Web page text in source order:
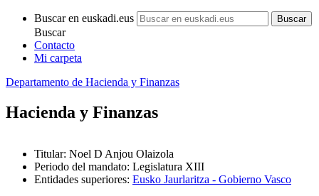
Buscar en euskadi.eus
Buscar
Contacto
Mi carpeta
Departamento de Hacienda y Finanzas
Hacienda y Finanzas
Titular: Noel D Anjou Olaizola
Periodo del mandato: Legislatura XIII
Entidades superiores: Eusko Jaurlaritza - Gobierno Vasco